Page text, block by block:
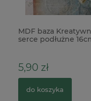
MDF baza
serce podłużne
5,90 zł
do koszyka